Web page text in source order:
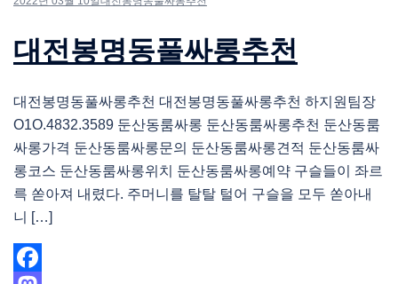
대전봉명동풀싸롱추천
대전봉명동풀싸롱추천 대전봉명동풀싸롱추천 하지원팀장
O1O.4832.3589 둔산동룸싸롱 둔산동룸싸롱추천 둔산동룸
싸롱가격 둔산동룸싸롱문의 둔산동룸싸롱견적 둔산동룸싸
롱코스 둔산동룸싸롱위치 둔산동룸싸롱예약 구슬들이 좌르
륵 쏟아져 내렸다. 주머니를 탈탈 털어 구슬을 모두 쏟아내
니 […]